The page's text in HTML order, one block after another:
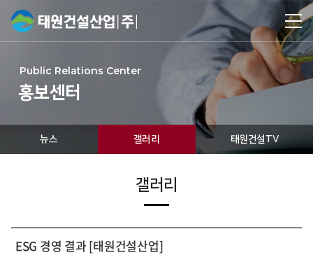
Public Relations Center
홍보센터
뉴스 갤러리 태원건설TV
갤러리
ESG 경영 결과 [태원건설산업]